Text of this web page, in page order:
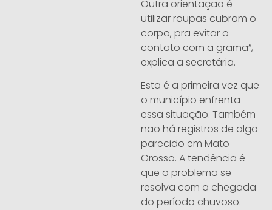
Outra orientação é
utilizar roupas cubram o
corpo, pra evitar o
contato com a grama”,
explica a secretária.
Esta é a primeira vez que
o município enfrenta
essa situação. Também
não há registros de algo
parecido em Mato
Grosso. A tendência é
que o problema se
resolva com a chegada
do período chuvoso.